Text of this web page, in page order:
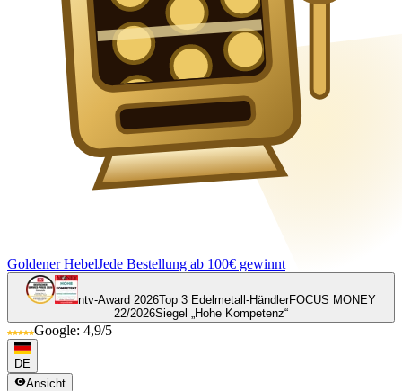
Goldener HebelJede Bestellung ab 100€ gewinnt
ntv-Award 2026Top 3 Edelmetall-HändlerFOCUS MONEY
22/2026Siegel „Hohe Kompetenz“
Google: 4,9/5
DE
Ansicht